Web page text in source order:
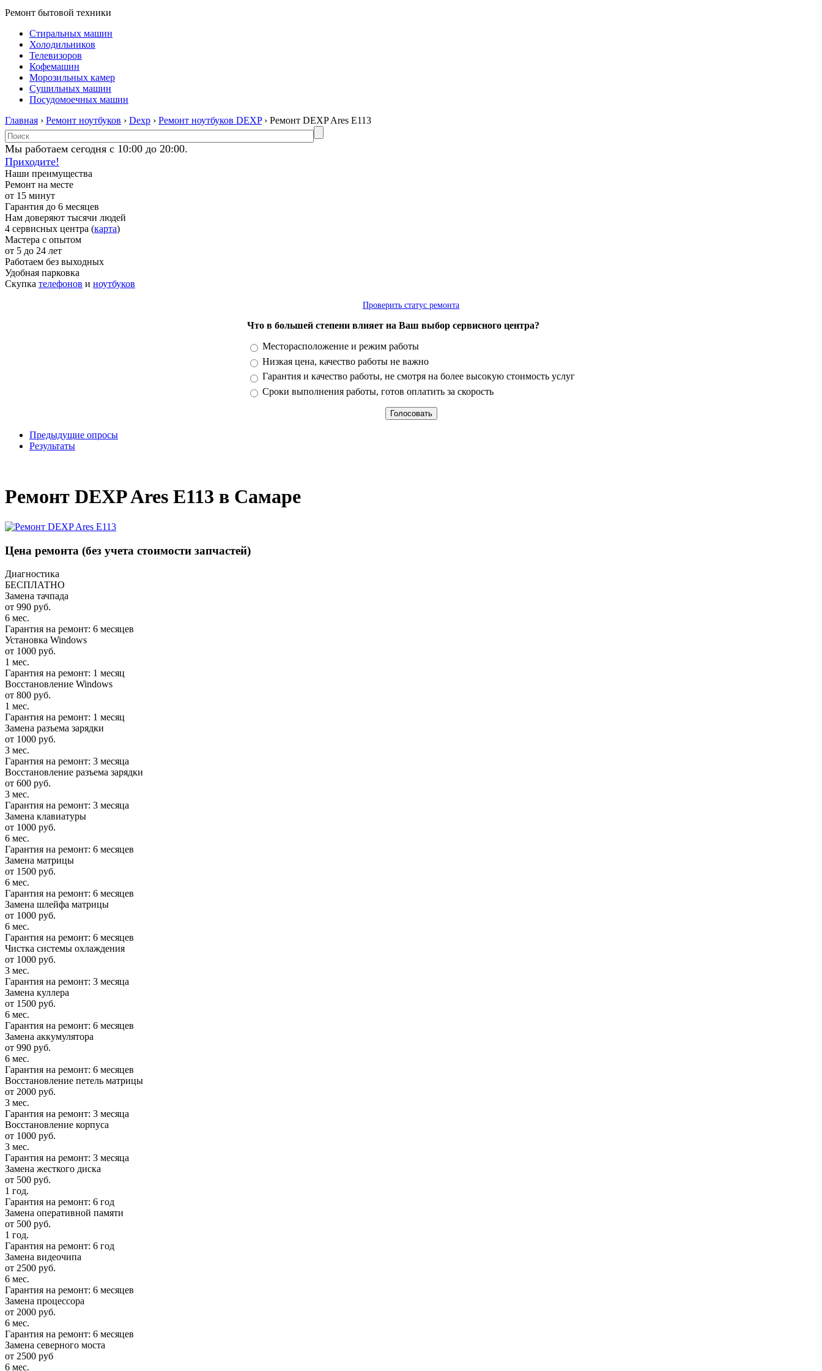
Ремонт бытовой техники
Стиральных машин
Холодильников
Телевизоров
Кофемашин
Морозильных камер
Сушильных машин
Посудомоечных машин
Главная › Ремонт ноутбуков › Dexp › Ремонт ноутбуков DEXP› Ремонт DEXP Ares E113
Мы работаем сегодня с 10:00 до 20:00.
Приходите!
Наши преимущества
Ремонт на месте
от 15 минут
Гарантия до 6 месяцев
Нам доверяют тысячи людей
4 сервисных центра (карта)
Мастера с опытом
от 5 до 24 лет
Работаем без выходных
Удобная парковка
Скупка телефонов и ноутбуков
Проверить статус ремонта
Что в большей степени влияет на Ваш выбор сервисного центра?
Варианты
Месторасположение и режим работы
Низкая цена, качество работы не важно
Гарантия и качество работы, не смотря на более высокую стоимость услуг
Сроки выполнения работы, готов оплатить за скорость
Предыдущие опросы
Результаты
Ремонт DEXP Ares E113 в Самаре
Цена ремонта (без учета стоимости запчастей)
Диагностика
БЕСПЛАТНО
Замена тачпада
от 990 руб.
6 мес.
Гарантия на ремонт: 6 месяцев
Установка Windows
от 1000 руб.
1 мес.
Гарантия на ремонт: 1 месяц
Восстановление Windows
от 800 руб.
1 мес.
Гарантия на ремонт: 1 месяц
Замена разъема зарядки
от 1000 руб.
3 мес.
Гарантия на ремонт: 3 месяца
Восстановление разъема зарядки
от 600 руб.
3 мес.
Гарантия на ремонт: 3 месяца
Замена клавиатуры
от 1000 руб.
6 мес.
Гарантия на ремонт: 6 месяцев
Замена матрицы
от 1500 руб.
6 мес.
Гарантия на ремонт: 6 месяцев
Замена шлейфа матрицы
от 1000 руб.
6 мес.
Гарантия на ремонт: 6 месяцев
Чистка системы охлаждения
от 1000 руб.
3 мес.
Гарантия на ремонт: 3 месяца
Замена куллера
от 1500 руб.
6 мес.
Гарантия на ремонт: 6 месяцев
Замена аккумулятора
от 990 руб.
6 мес.
Гарантия на ремонт: 6 месяцев
Восстановление петель матрицы
от 2000 руб.
3 мес.
Гарантия на ремонт: 3 месяца
Восстановление корпуса
от 1000 руб.
3 мес.
Гарантия на ремонт: 3 месяца
Замена жесткого диска
от 500 руб.
1 год.
Гарантия на ремонт: 6 год
Замена оперативной памяти
от 500 руб.
1 год.
Гарантия на ремонт: 6 год
Замена видеочипа
от 2500 руб.
6 мес.
Гарантия на ремонт: 6 месяцев
Замена процессора
от 2000 руб.
6 мес.
Гарантия на ремонт: 6 месяцев
Замена северного моста
от 2500 руб
6 мес.